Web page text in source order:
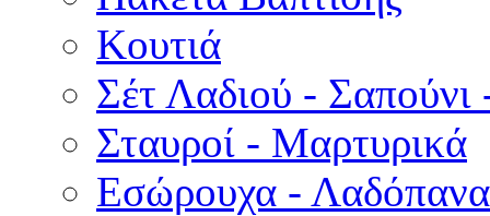
Κουτιά
Σέτ Λαδιού - Σαπούνι
Σταυροί - Μαρτυρικά
Εσώρουχα -